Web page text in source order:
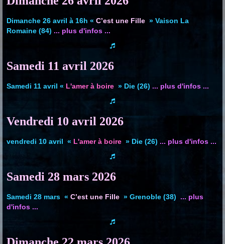
Dimanche 26 avril à 16h « C’est une Fille » Vaison La
Romaine (84) ... plus d'infos ...
Samedi 11 avril 2026
Samedi 11 avril « L'amer à boire » Die (26) ... plus d'infos ...
Vendredi 10 avril 2026
vendredi 10 avril « L'amer à boire » Die (26) ... plus d'infos ...
Samedi 28 mars 2026
Samedi 28 mars « C’est une Fille » Grenoble (38) ... plus
d'infos ...